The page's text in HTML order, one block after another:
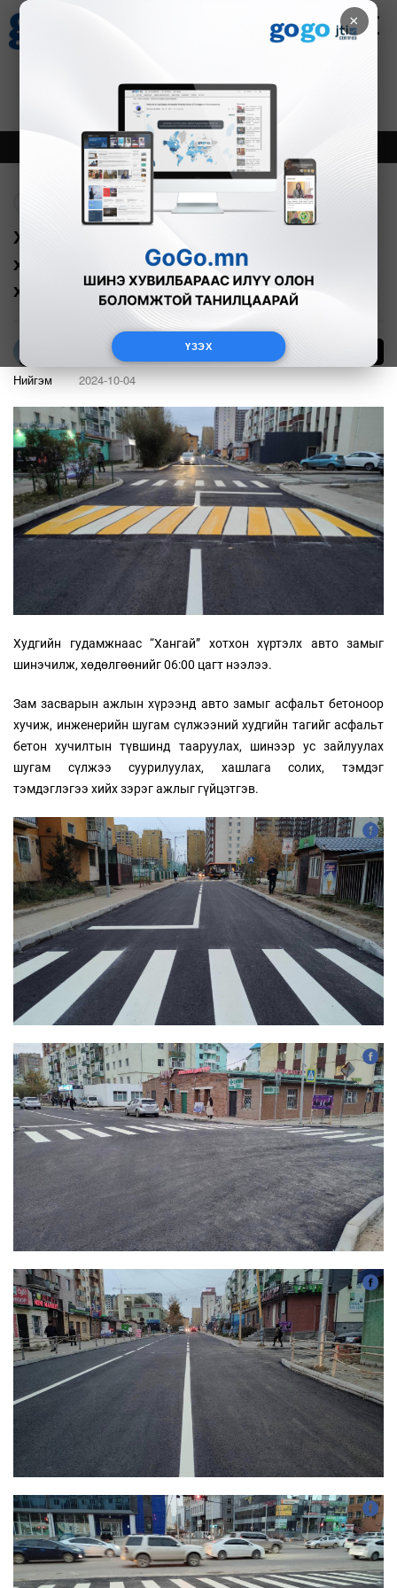
×
ҮЗЭХ
Зурхай
8.07
Онцлох Шинэ
Худгийн гудамжнаас “Хангай” хотхон
хүртэлх авто замыг шинэчилж,
хөдөлгөөнийг нээлээ
Л.Амарцэцэг
Нийгэм 2024-10-04
Худгийн гудамжнаас “Хангай” хотхон хүртэлх авто замыг
шинэчилж, хөдөлгөөнийг 06:00 цагт нээлээ.
Зам засварын ажлын хүрээнд авто замыг асфальт бетоноор
хучиж, инженерийн шугам сүлжээний худгийн тагийг асфальт
бетон хучилтын түвшинд тааруулах, шинээр ус зайлуулах
шугам сүлжээ суурилуулах, хашлага солих, тэмдэг
тэмдэглэгээ хийх зэрэг ажлыг гүйцэтгэв.